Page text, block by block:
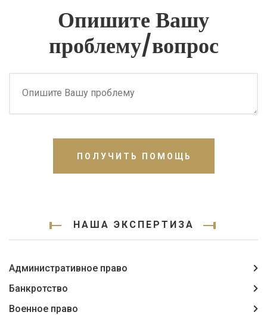
Опишите Вашу
проблему/вопрос
ПОЛУЧИТЬ ПОМОЩЬ
НАША ЭКСПЕРТИЗА
Административное право
Банкротство
Военное право